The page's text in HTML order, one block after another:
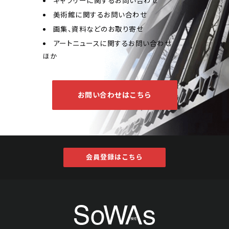
美術館に関するお問い合わせ
画集、資料などのお取り寄せ
アートニュースに関するお問い合わせ
ほか
お問い合わせはこちら
会員登録はこちら